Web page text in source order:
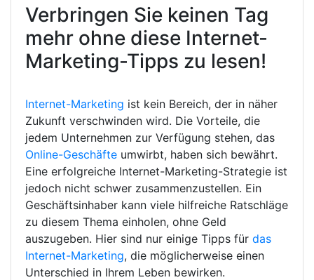
Verbringen Sie keinen Tag
mehr ohne diese Internet-
Marketing-Tipps zu lesen!
Internet-Marketing ist kein Bereich, der in näher
Zukunft verschwinden wird. Die Vorteile, die
jedem Unternehmen zur Verfügung stehen, das
Online-Geschäfte umwirbt, haben sich bewährt.
Eine erfolgreiche Internet-Marketing-Strategie ist
jedoch nicht schwer zusammenzustellen. Ein
Geschäftsinhaber kann viele hilfreiche Ratschläge
zu diesem Thema einholen, ohne Geld
auszugeben. Hier sind nur einige Tipps für das
Internet-Marketing, die möglicherweise einen
Unterschied in Ihrem Leben bewirken.